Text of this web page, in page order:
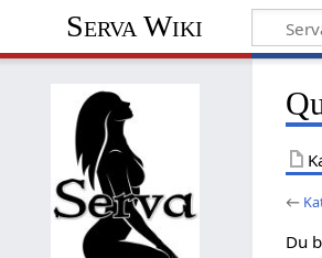
Serva Wiki
←
Du